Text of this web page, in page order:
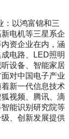
：以鸿富锦和三
电机等三星系企
资企业在内，涵
电路、LED照明
设备、智能家居
对中国电子产业
新一代信息技术
视频、腾讯、滴
能识别研究院等
、创新发展提供